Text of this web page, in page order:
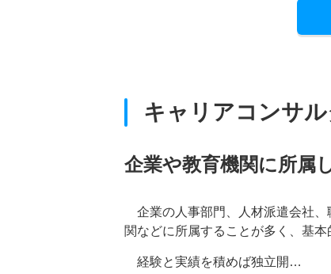
キャリアコンサ
企業や教育機関に所属
企業の人事部門、人材派遣会社、
関などに所属することが多く、基
経験と実績を積めば独立開…